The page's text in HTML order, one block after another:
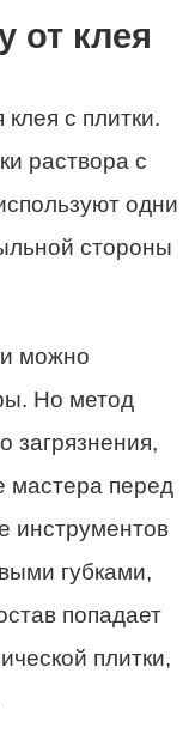
от клея
с плитки.
раствора с
одни
стороны
можно
Но метод
загрязнения,
мастера перед
инструментов
губками,
попадает
плитки,